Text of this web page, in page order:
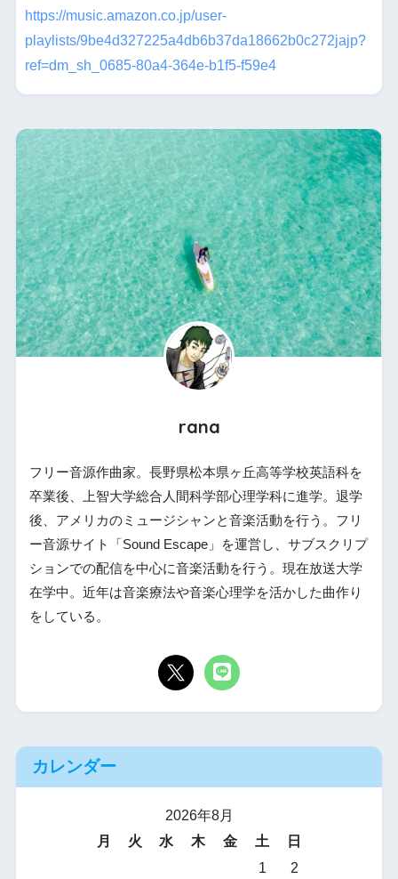
https://music.amazon.co.jp/user-
playlists/9be4d327225a4db6b37da18662b0c272jajp?
ref=dm_sh_0685-80a4-364e-b1f5-f59e4
rana
フリー音源作曲家。長野県松本県ヶ丘高等学校英語科を
卒業後、上智大学総合人間科学部心理学科に進学。退学
後、アメリカのミュージシャンと音楽活動を行う。フリ
ー音源サイト「Sound Escape」を運営し、サブスクリプ
ションでの配信を中心に音楽活動を行う。現在放送大学
在学中。近年は音楽療法や音楽心理学を活かした曲作り
をしている。
カレンダー
2026年8月
月
火 水 木 金 土
日
1
2